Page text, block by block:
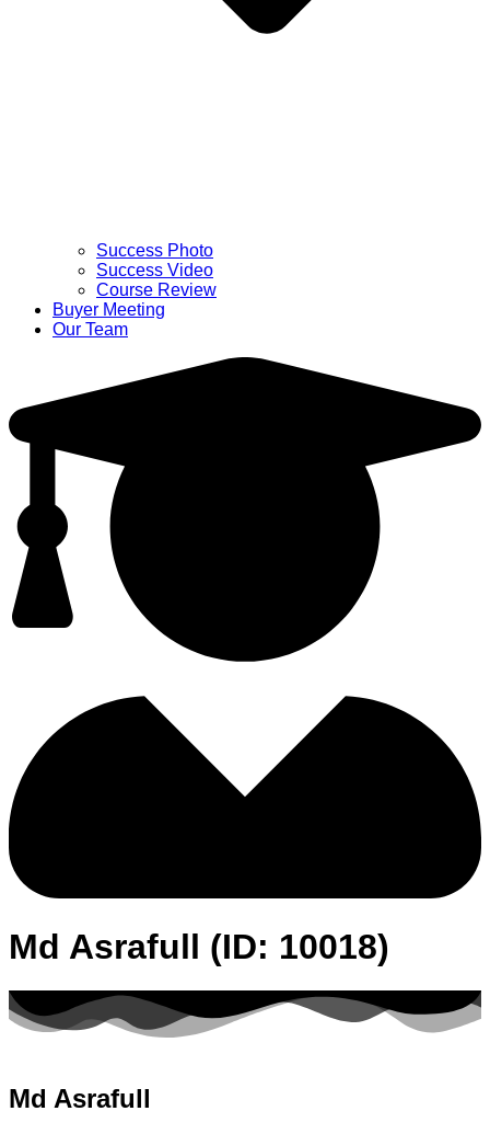
Success Photo
Success Video
Course Review
Buyer Meeting
Our Team
Md Asrafull (ID: 10018)
Md Asrafull